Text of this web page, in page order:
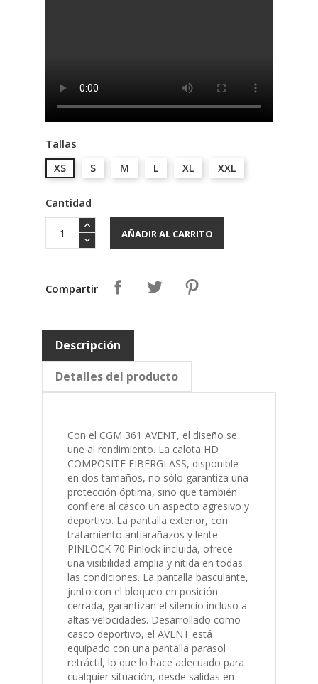
Tallas
XS S M L XL XXL
Cantidad
AÑADIR AL CARRITO
Compartir
Descripción
Detalles del producto
Con el CGM 361 AVENT, el diseño se
une al rendimiento. La calota HD
COMPOSITE FIBERGLASS, disponible
en dos tamaños, no sólo garantiza una
protección óptima, sino que también
confiere al casco un aspecto agresivo y
deportivo. La pantalla exterior, con
tratamiento antiarañazos y lente
PINLOCK 70 Pinlock incluida, ofrece
una visibilidad amplia y nítida en todas
las condiciones. La pantalla basculante,
junto con el bloqueo en posición
cerrada, garantizan el silencio incluso a
altas velocidades. Desarrollado como
casco deportivo, el AVENT está
equipado con una pantalla parasol
retráctil, lo que lo hace adecuado para
cualquier situación, desde salidas en